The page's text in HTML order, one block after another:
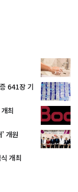
641장 기
최
개원
개최